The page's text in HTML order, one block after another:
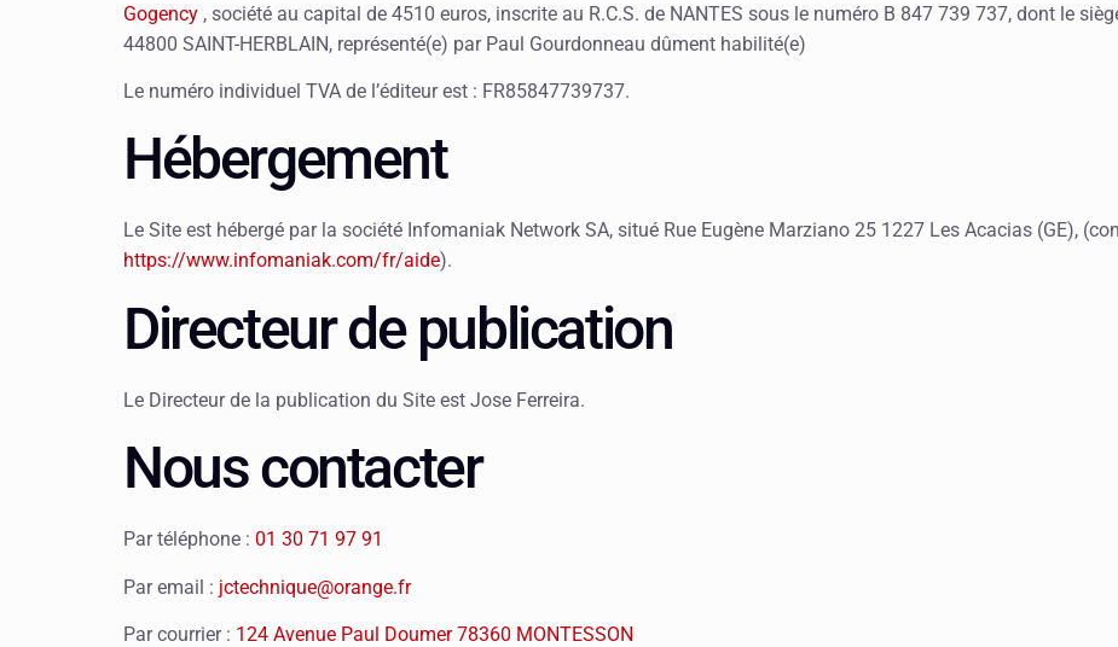
Gogency , société au capital de 4510 euros, inscrite au R.C.S. de NANTES sous le numéro B 847 739 737, dont le
44800 SAINT-HERBLAIN, représenté(e) par Paul Gourdonneau dûment habilité(e)
Le numéro individuel TVA de l’éditeur est : FR85847739737.
Hébergement
Le Site est hébergé par la société Infomaniak Network SA, situé Rue Eugène Marziano 25 1227 Les Acacias (GE),
https://www.infomaniak.com/fr/aide).
Directeur de publication
Le Directeur de la publication du Site est Jose Ferreira.
Nous contacter
Par téléphone : 01 30 71 97 91
Par email : jctechnique@orange.fr
Par courrier : 124 Avenue Paul Doumer 78360 MONTESSON